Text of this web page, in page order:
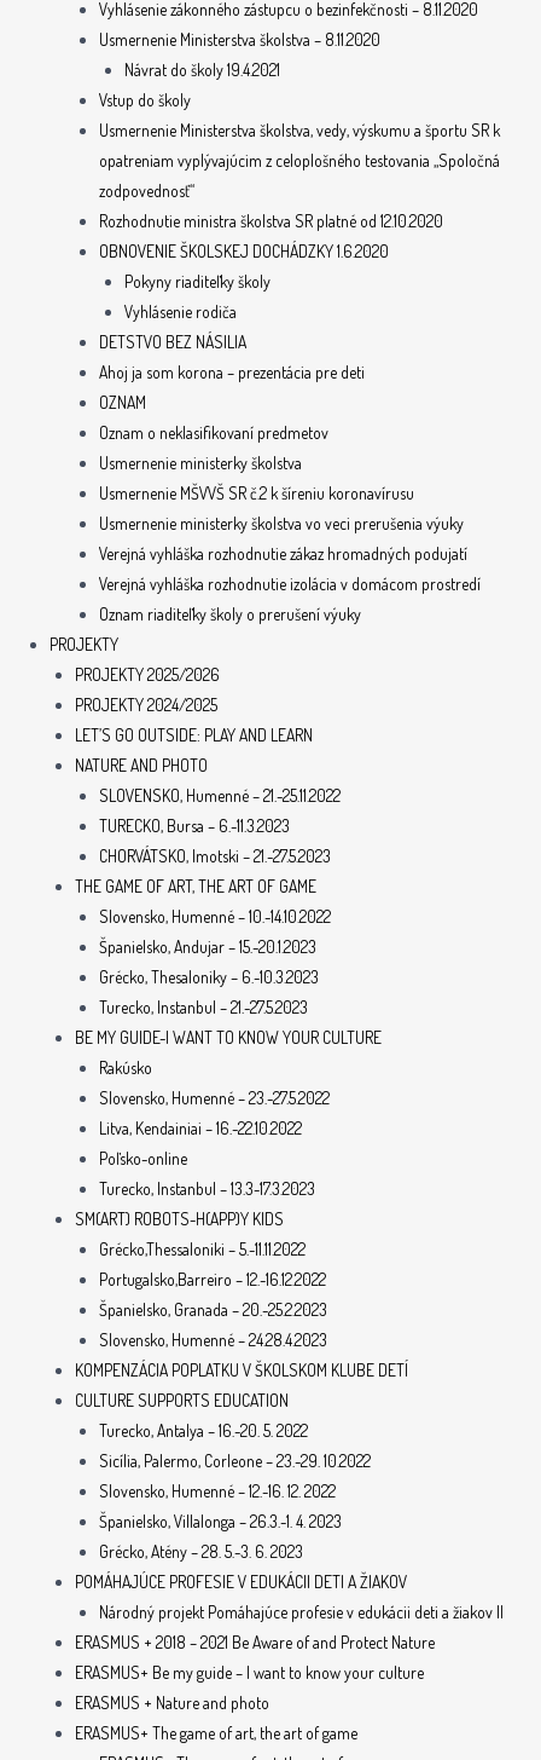
Vyhlásenie zákonného zástupcu o bezinfekčnosti – 8.11.2020
Usmernenie Ministerstva školstva – 8.11.2020
Návrat do školy 19.4.2021
Vstup do školy
Usmernenie Ministerstva školstva, vedy, výskumu a športu SR k
opatreniam vyplývajúcim z celoplošného testovania „Spoločná
zodpovednosť“
Rozhodnutie ministra školstva SR platné od 12.10.2020
OBNOVENIE ŠKOLSKEJ DOCHÁDZKY 1.6.2020
Pokyny riaditeľky školy
Vyhlásenie rodiča
DETSTVO BEZ NÁSILIA
Ahoj ja som korona – prezentácia pre deti
OZNAM
Oznam o neklasifikovaní predmetov
Usmernenie ministerky školstva
Usmernenie MŠVVŠ SR č.2 k šíreniu koronavírusu
Usmernenie ministerky školstva vo veci prerušenia výuky
Verejná vyhláška rozhodnutie zákaz hromadných podujatí
Verejná vyhláška rozhodnutie izolácia v domácom prostredí
Oznam riaditeľky školy o prerušení výuky
PROJEKTY
PROJEKTY 2025/2026
PROJEKTY 2024/2025
LET’S GO OUTSIDE: PLAY AND LEARN
NATURE AND PHOTO
SLOVENSKO, Humenné – 21.-25.11.2022
TURECKO, Bursa – 6.-11.3.2023
CHORVÁTSKO, Imotski – 21.-27.5.2023
THE GAME OF ART, THE ART OF GAME
Slovensko, Humenné – 10.-14.10.2022
Španielsko, Andujar – 15.-20.1.2023
Grécko, Thesaloniky – 6.-10.3.2023
Turecko, Instanbul – 21.-27.5.2023
BE MY GUIDE-I WANT TO KNOW YOUR CULTURE
Rakúsko
Slovensko, Humenné – 23.-27.5.2022
Litva, Kendainiai – 16.-22.10.2022
Poľsko-online
Turecko, Instanbul – 13.3-17.3.2023
SM(ART) ROBOTS-H(APP)Y KIDS
Grécko,Thessaloniki – 5.-11.11.2022
Portugalsko,Barreiro – 12.-16.12.2022
Španielsko, Granada – 20.-25.2.2023
Slovensko, Humenné – 24.28.4.2023
KOMPENZÁCIA POPLATKU V ŠKOLSKOM KLUBE DETÍ
CULTURE SUPPORTS EDUCATION
Turecko, Antalya – 16.-20. 5. 2022
Sicília, Palermo, Corleone – 23.-29. 10.2022
Slovensko, Humenné – 12.-16. 12. 2022
Španielsko, Villalonga – 26.3.-1. 4. 2023
Grécko, Atény – 28. 5.-3. 6. 2023
POMÁHAJÚCE PROFESIE V EDUKÁCII DETI A ŽIAKOV
Národný projekt Pomáhajúce profesie v edukácii deti a žiakov II
ERASMUS + 2018 – 2021 Be Aware of and Protect Nature
ERASMUS+ Be my guide – I want to know your culture
ERASMUS + Nature and photo
ERASMUS+ The game of art, the art of game